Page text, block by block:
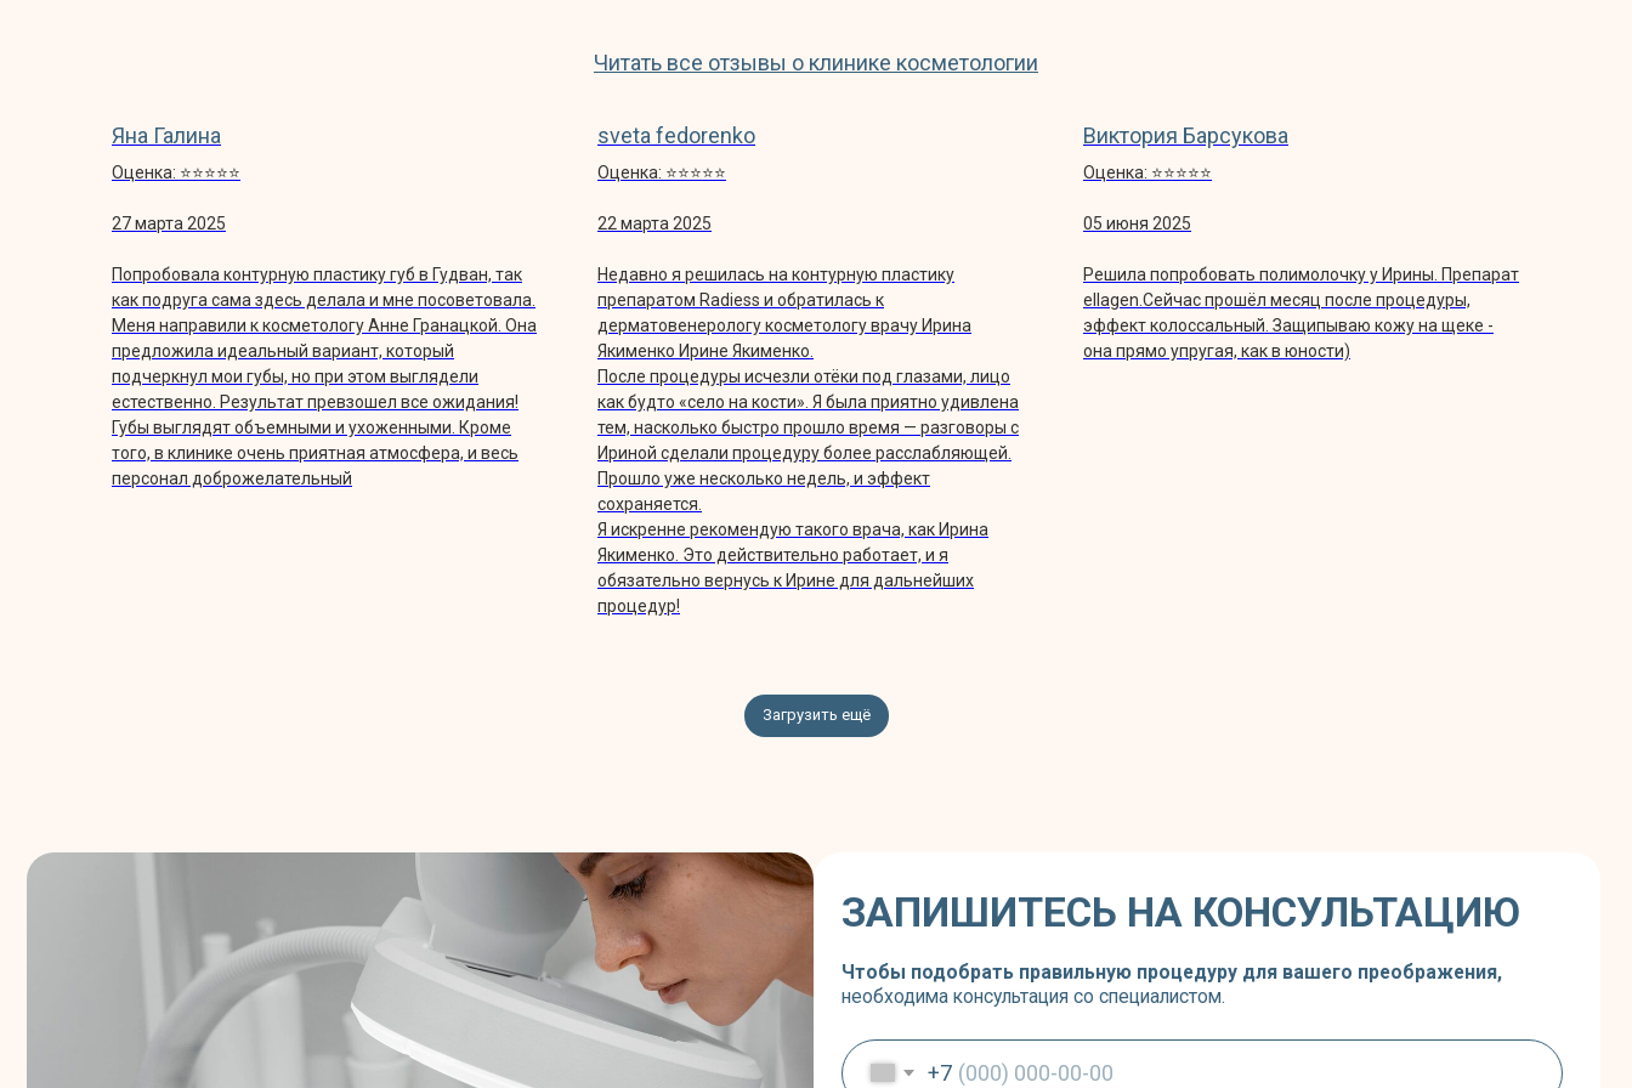
Читать все отзывы о клинике косметологии
Яна Галина
Оценка: ⭐️⭐️⭐️⭐️⭐️
27 марта 2025
Попробовала контурную пластику губ в Гудван, так
как подруга сама здесь делала и мне посоветовала.
Меня направили к косметологу Анне Гранацкой. Она
предложила идеальный вариант, который
подчеркнул мои губы, но при этом выглядели
естественно. Результат превзошел все ожидания!
Губы выглядят объемными и ухоженными. Кроме
того, в клинике очень приятная атмосфера, и весь
персонал доброжелательный
sveta fedorenko
Оценка: ⭐️⭐️⭐️⭐️⭐️
22 марта 2025
Недавно я решилась на контурную пластику
препаратом Radiess и обратилась к
дерматовенерологу косметологу врачу Ирина
Якименко Ирине Якименко.
После процедуры исчезли отёки под глазами, лицо
как будто «село на кости». Я была приятно удивлена
тем, насколько быстро прошло время — разговоры с
Ириной сделали процедуру более расслабляющей.
Прошло уже несколько недель, и эффект
сохраняется.
Я искренне рекомендую такого врача, как Ирина
Якименко. Это действительно работает, и я
обязательно вернусь к Ирине для дальнейших
процедур!
Виктория Барсукова
Оценка: ⭐️⭐️⭐️⭐️⭐️
05 июня 2025
Решила попробовать полимолочку у Ирины. Препарат
ellagen.Сейчас прошёл месяц после процедуры,
эффект колоссальный. Защипываю кожу на щеке -
она прямо упругая, как в юности)
Загрузить ещё
ЗАПИШИТЕСЬ НА КОНСУЛЬТАЦИЮ
Чтобы подобрать правильную процедуру для вашего преображения,
необходима консультация со специалистом.
Ознакомлен с
обработки персональных данных